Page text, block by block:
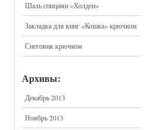
Шаль спицами «Холден»
Закладка для книг «Кошка» крючком
Снеговик крючком
Архивы:
Декабрь 2013
Ноябрь 2013